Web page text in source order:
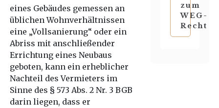
eines Gebäudes gemessen an
üblichen Wohnverhältnissen
eine „Vollsanierung“ oder ein
Abriss mit anschließender
Errichtung eines Neubaus
geboten, kann ein erheblicher
Nachteil des Vermieters im
Sinne des § 573 Abs. 2 Nr. 3 BGB
darin liegen, dass er
zum
WEG-
Recht